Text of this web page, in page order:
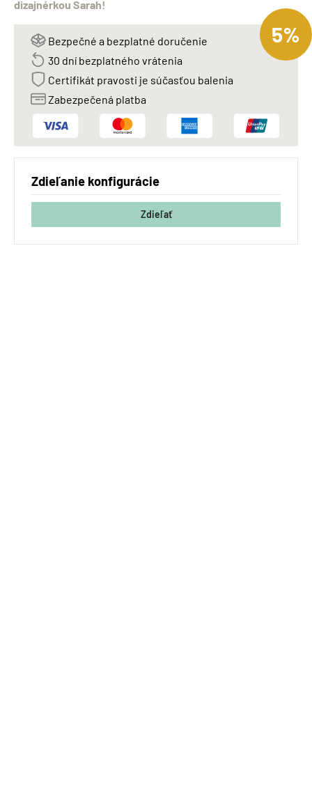
dizajnérkou Sarah!
Bezpečné a bezplatné doručenie
30 dní bezplatného vrátenia
Certifikát pravosti je súčasťou balenia
Zabezpečená platba
Zdieľanie konfigurácie
Zdieľať
5%